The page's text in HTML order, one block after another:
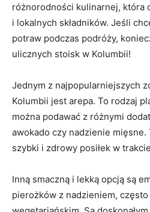
różnorodności kulinarnej, która
i lokalnych składników. Jeśli
potraw ⁣podczas podróży,
⁣ulicznych stoisk w Kolumbii!
Jednym z najpopularniejszych
Kolumbii jest arepa. To rodzaj
można ​podawać z różnymi‌
awokado⁣ czy nadzienie mięsne.
szybki⁢ i zdrowy posiłek w
Inną smaczną i lekką opcją są
pierożków‍ z nadzieniem,